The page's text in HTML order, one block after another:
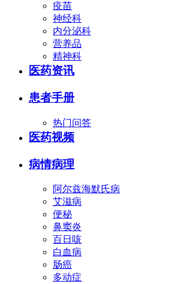
疫苗
神经科
内分泌科
营养品
精神科
医药资讯
患者手册
热门问答
医药视频
病情病理
阿尔兹海默氏病
艾滋病
便秘
鼻窦炎
百日咳
白血病
肠癌
多动症